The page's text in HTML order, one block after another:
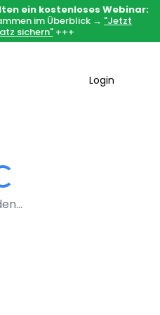
ein kostenloses Webinar:
im Überblick → "Jetzt
sichern" +++
Login